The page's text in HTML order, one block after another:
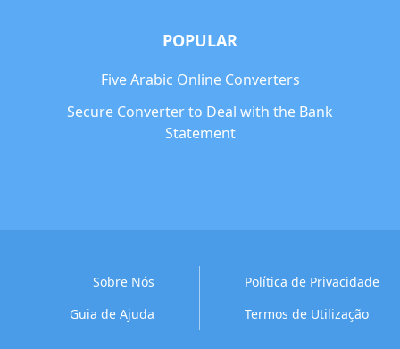
POPULAR
Five Arabic Online Converters
Secure Converter to Deal with the Bank
Statement
Sobre Nós
Política de Privacidade
Guia de Ajuda
Termos de Utilização